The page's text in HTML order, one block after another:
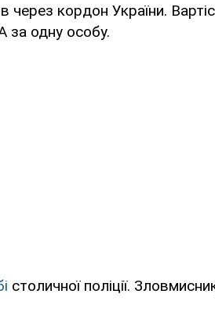
через кордон України.
за одну особу.
столичної поліції.